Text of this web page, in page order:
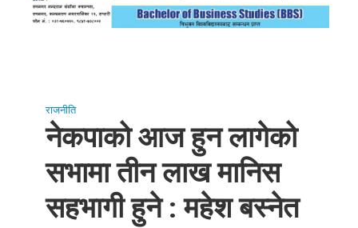
राजनीति
नेकपाको आज हुन लागेको
सभामा तीन लाख मानिस
सहभागी हुने : महेश बस्नेत